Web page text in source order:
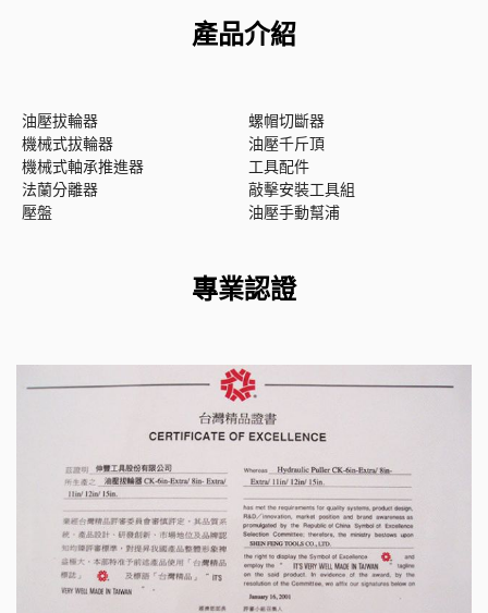
產品介紹
油壓拔輪器
機械式拔輪器
機械式軸承推進器
法蘭分離器
壓盤
螺帽切斷器
油壓千斤頂
工具配件
敲擊安裝工具組
油壓手動幫浦
專業認證